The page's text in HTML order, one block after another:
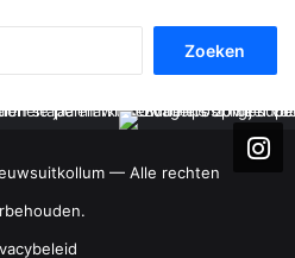
— Alle rechten